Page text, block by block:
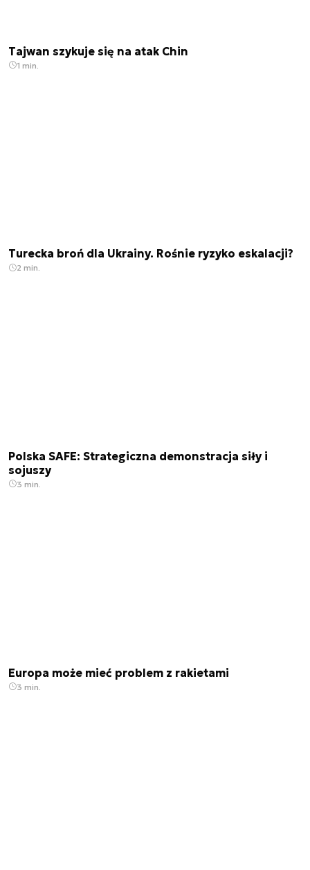
Tajwan szykuje się na atak Chin
1 min.
Turecka broń dla Ukrainy. Rośnie ryzyko eskalacji?
2 min.
Polska SAFE: Strategiczna demonstracja siły i
sojuszy
3 min.
Europa może mieć problem z rakietami
3 min.